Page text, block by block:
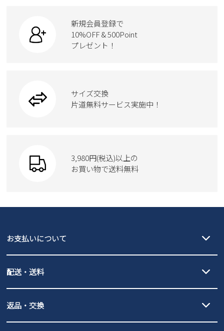
特定商取引法に基づく表示
新規会員登録で
10%OFF & 500Point
プレゼント！
サイズ交換
片道無料サービス実施中！
3,980円(税込)以上の
お買い物で送料無料
お支払いについて
PayPay（オンライン決済）、代金引換のご利用が可能です。
配送・送料
北海道・本州・四国・九州…550円
全国一律…220円（税込）
発送日・送料詳細についてはご利用ガイドを
返品・交換